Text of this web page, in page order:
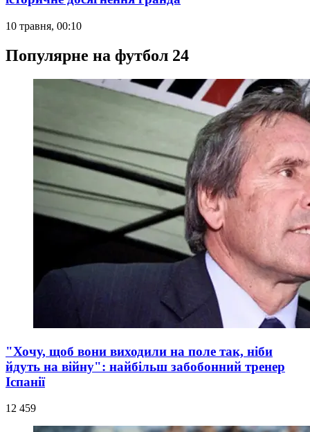
10 травня, 00:10
Популярне на футбол 24
"Хочу, щоб вони виходили на поле так, ніби
йдуть на війну": найбільш забобонний тренер
Іспанії
12 459